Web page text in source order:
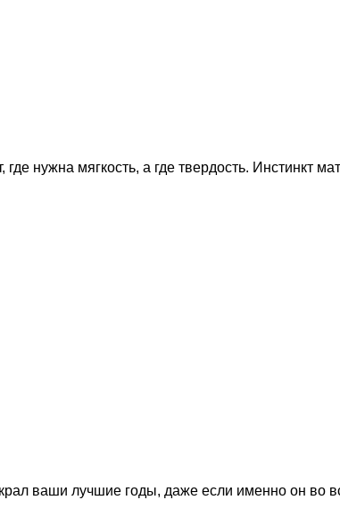
нужна мягкость, а где твердость. Инстинкт
ваши лучшие годы, даже если именно он во